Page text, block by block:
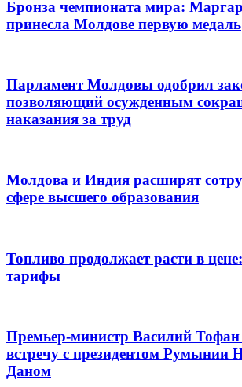
Бронза чемпионата мира:
принесла Молдове первую медаль
Парламент Молдовы одобрил
позволяющий осужденным
наказания за труд
Молдова и Индия расширят
сфере высшего образования
Топливо продолжает расти в
тарифы
Премьер-министр Василий Тофан
встречу с президентом Румынии
Даном